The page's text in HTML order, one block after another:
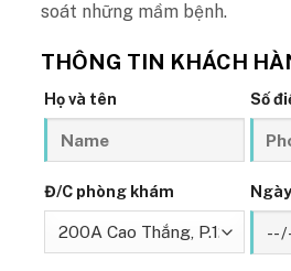
soát những mầm bệnh.
THÔNG TIN KHÁCH
Họ và tên Số
Đ/C phòng khám